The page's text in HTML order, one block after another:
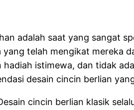
adalah saat yang sangat
yang telah mengikat mereka
hadiah istimewa, dan tidak
desain cincin berlian
cincin berlian klasik